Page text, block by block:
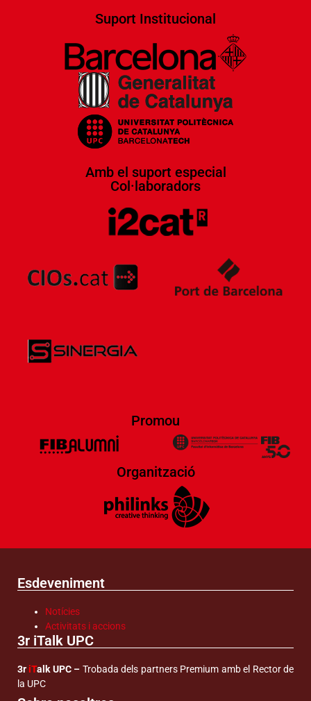
Suport Institucional
Amb el suport especial
Col·laboradors​
Promou
Organització
Esdeveniment
Notícies
Activitats i accions
3r iTalk UPC
3r iTalk UPC – Trobada dels partners Premium amb el Rector de
la UPC